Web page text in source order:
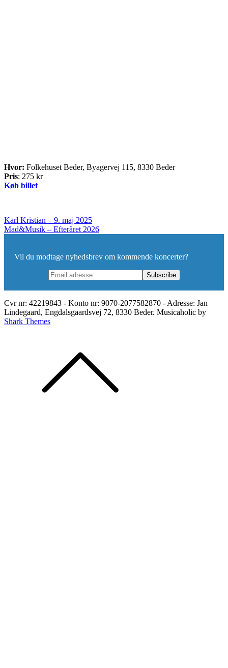
Hvor: Folkehuset Beder, Byagervej 115, 8330 Beder
Pris: 275 kr
Køb billet
Indlægsnavigation
Karl Kristian – 9. maj 2025
Mad&Musik – Efteråret 2026
Vil du modtage nyhedsbrev om kommende koncerter?
Cvr nr: 42219843 - Konto nr: 9070-2077582870 - Adresse: Jan
Lindegaard, Engdalsgaardsvej 72, 8330 Beder. Musicaholic by
Shark Themes